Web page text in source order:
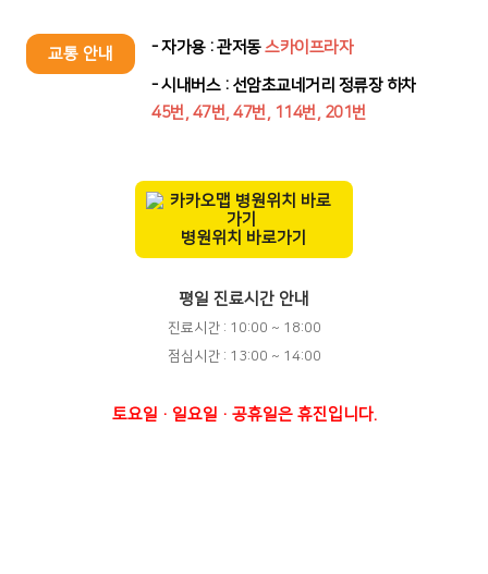
교통 안내 - 자가용 : 관저동스카이프라자
- 시내버스 : 선암초교네거리 정류장 하차
45번, 47번, 47번, 114번, 201번
병원위치 바로가기
평일 진료시간 안내
진료시간 : 10:00 ~ 18:00
점심시간 : 13:00 ~ 14:00
토요일·일요일·공휴일은 휴진입니다.